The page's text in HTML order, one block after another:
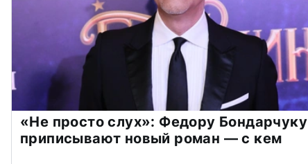
«Не просто слух»: Федору Бондарчуку
приписывают новый роман — с кем